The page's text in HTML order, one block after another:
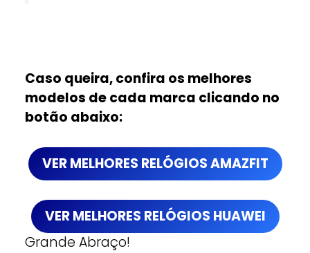
Caso queira, confira os melhores
modelos de cada marca clicando no
botão abaixo:
VER MELHORES RELÓGIOS AMAZFIT
VER MELHORES RELÓGIOS HUAWEI
Grande Abraço!